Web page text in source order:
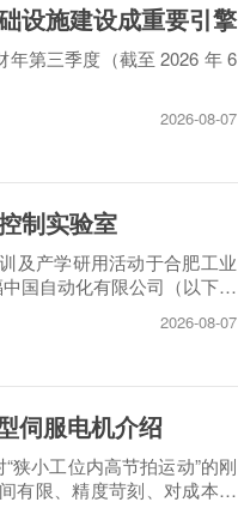
设施建设成重要引擎
第三季度（截至 2026 年 6
2026-08-07
制实验室
及产学研用活动于合肥工业
国自动化有限公司（以下简
2026-08-07
伺服电机介绍
狭小工位内高节拍运动”的刚
有限、精度苛刻、对成本敏